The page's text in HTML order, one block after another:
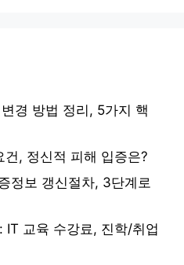
경 방법 정리, 5가지 핵
, 정신적 피해 입증은?
정보 갱신절차, 3단계로
IT 교육 수강료, 진학/취업